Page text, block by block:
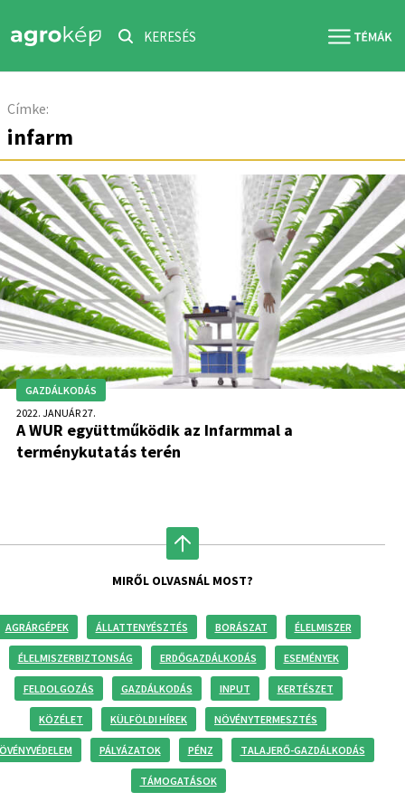
KERESÉS
Címke:
infarm
GAZDÁLKODÁS
2022. JANUÁR 27.
A WUR együttműködik az Infarmmal a
terménykutatás terén
MIRŐL OLVASNÁL MOST?
AGRÁRGÉPEK ÁLLATTENYÉSZTÉS BORÁSZAT ÉLELMISZER
ÉLELMISZERBIZTONSÁG ERDŐGAZDÁLKODÁS ESEMÉNYEK
FELDOLGOZÁS GAZDÁLKODÁS INPUT KERTÉSZET
KÖZÉLET KÜLFÖLDI HÍREK NÖVÉNYTERMESZTÉS
PÁLYÁZATOK PÉNZ TALAJERŐ-GAZDÁLKODÁS
TÁMOGATÁSOK